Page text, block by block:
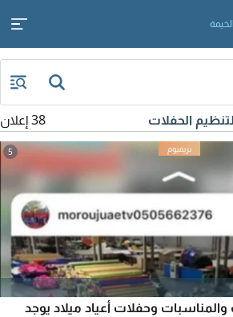
الحفلات 38 إعلان
5
وحفلات أعياد ميلاد يوجد